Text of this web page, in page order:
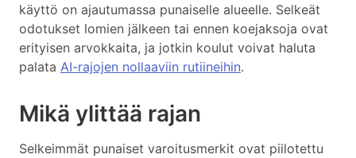
käyttö on ajautumassa punaiselle alueelle. Selkeät
odotukset lomien jälkeen tai ennen koejaksoja ovat
erityisen arvokkaita, ja jotkin koulut voivat haluta
palata AI-rajojen nollaaviin rutiineihin.
Mikä ylittää rajan
Selkeimmät punaiset varoitusmerkit ovat piilotettu